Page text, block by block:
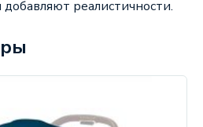
реалистичности.